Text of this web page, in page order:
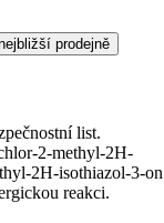
prodejně
list.
2-methyl-2H-
2H-isothiazol-3-on
reakci.